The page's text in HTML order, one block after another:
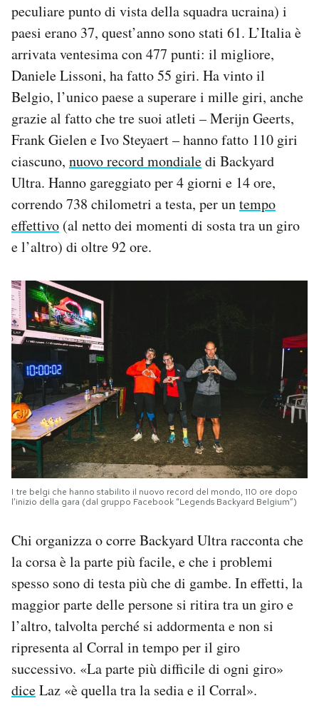
peculiare punto di vista della squadra ucraina) i
paesi erano 37, quest’anno sono stati 61. L’Italia è
arrivata ventesima con 477 punti: il migliore,
Daniele Lissoni, ha fatto 55 giri. Ha vinto il
Belgio, l’unico paese a superare i mille giri, anche
grazie al fatto che tre suoi atleti – Merijn Geerts,
Frank Gielen e Ivo Steyaert – hanno fatto 110 giri
ciascuno, nuovo record mondialedi Backyard
Ultra. Hanno gareggiato per 4 giorni e 14 ore,
correndo 738 chilometri a testa, per untempo
effettivo (al netto dei momenti di sosta tra un giro
e l’altro) di oltre 92 ore.
I tre belgi che hanno stabilito il nuovo record del mondo, 110 ore dopo
l’inizio della gara (dal gruppo Facebook “Legends Backyard Belgium”)
Chi organizza o corre Backyard Ultra racconta che
la corsa è la parte più facile, e che i problemi
spesso sono di testa più che di gambe. In effetti, la
maggior parte delle persone si ritira tra un giro e
l’altro, talvolta perché si addormenta e non si
ripresenta al Corral in tempo per il giro
successivo. «La parte più difficile di ogni giro»
diceLaz «è quella tra la sedia e il Corral».